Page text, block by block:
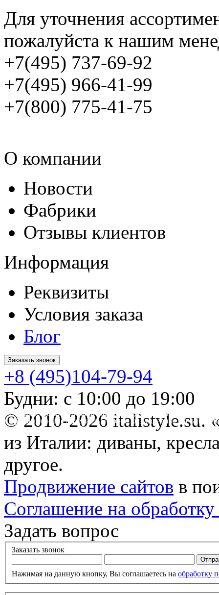
Для уточнения
пожалуйста к нашим
+7(495) 737-69-92
+7(495) 966-41-99
+7(800) 775-41-75
О компании
Новости
Фабрики
Отзывы клиентов
Информация
Реквизиты
Условия заказа
Блог
Заказать звонок
+8 (495)104-79-94
Будни: с 10:00 до 19:00
* Обращаем ваше внимание на то, что данный интернет-сайт
информационные материалы и цены, размещенные на сайте,
Гражданского кодекса РФ.
© 2010-2026 italistyle.su.
из Италии: диваны,
другое.
Продвижение сайтов в
Соглашение на
Задать вопрос
Заказать звонок
Нажимая на данную кнопку, Вы соглашаетесь на обработку